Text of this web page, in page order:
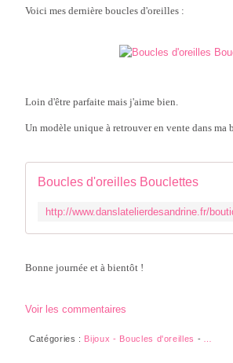
Voici mes dernière boucles d'oreilles :
Loin d'être parfaite mais j'aime bien.
Un modèle unique à retrouver en vente dans ma
Boucles d'oreilles Bouclettes
Bonne journée et à bientôt !
Voir les commentaires
Catégories : Bijoux - Boucles d'oreilles -